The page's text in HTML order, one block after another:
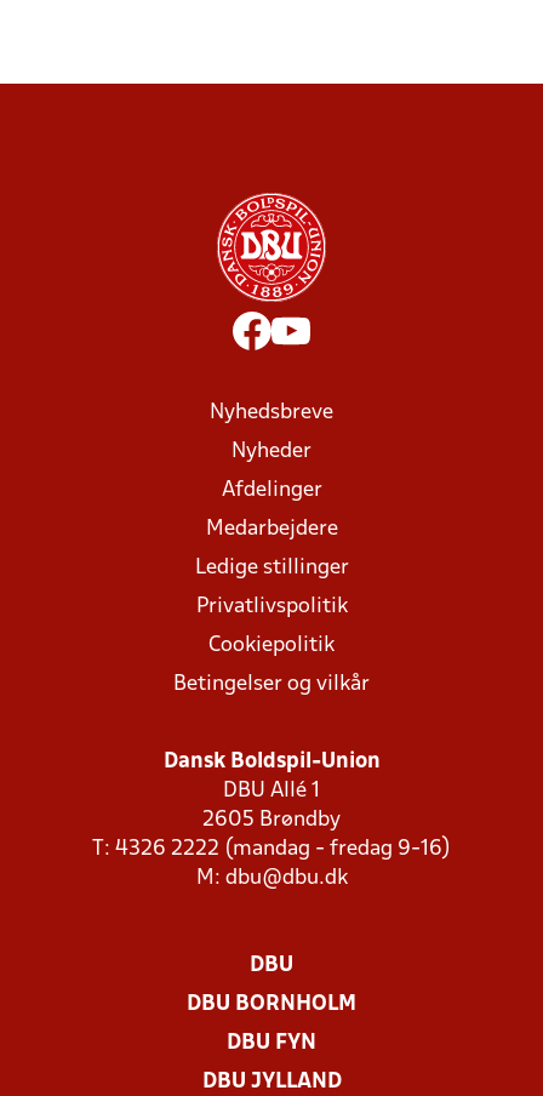
Nyhedsbreve
Nyheder
Afdelinger
Medarbejdere
Ledige stillinger
Privatlivspolitik
Cookiepolitik
Betingelser og vilkår
Dansk Boldspil-Union
DBU Allé 1
2605 Brøndby
T: 4326 2222 (mandag - fredag 9-16)
M: dbu@dbu.dk
DBU
DBU BORNHOLM
DBU FYN
DBU JYLLAND